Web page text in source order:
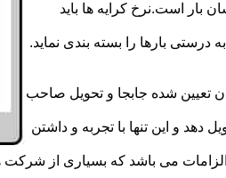
بار است.نرخ کرایه ها باید
درستی بارها را بسته بندی نماید.
تعیین شده جابجا و تحویل صاحب
دهد و این تنها با تجربه و داشتن
الزامات می باشد که بسیاری از